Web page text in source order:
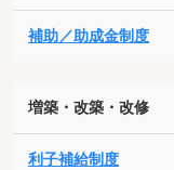
補助／助成金制度
増築・改築・改修
利子補給制度